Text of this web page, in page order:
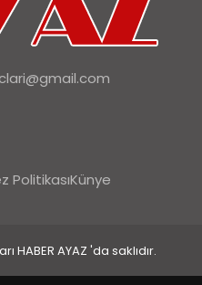
PolitikasıKünye
HABER AYAZ 'da saklıdır.